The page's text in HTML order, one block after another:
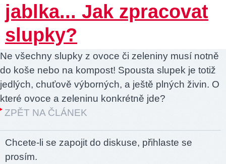
jablka... Jak zpracovat
slupky?
Ne všechny slupky z ovoce či zeleniny musí notně
do koše nebo na kompost! Spousta slupek je totiž
jedlých, chuťově výborných, a ještě plných živin. O
které ovoce a zeleninu konkrétně jde?
ZPĚT NA ČLÁNEK
Chcete-li se zapojit do diskuse, přihlaste se
prosím.